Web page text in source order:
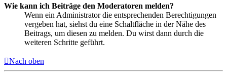
Wie kann ich Beiträge den Moderatoren melden?
Wenn ein Administrator die entsprechenden Berechtigungen
vergeben hat, siehst du eine Schaltfläche in der Nähe des
Beitrags, um diesen zu melden. Du wirst dann durch die
weiteren Schritte geführt.
Nach oben